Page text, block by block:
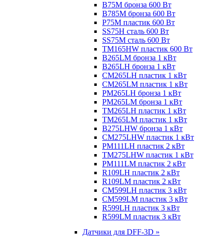
B75M бронза 600 Вт
B785M бронза 600 Вт
P75M пластик 600 Вт
SS75H сталь 600 Вт
SS75M сталь 600 Вт
TM165HW пластик 600 Вт
B265LM бронза 1 кВт
B265LH бронза 1 кВт
CM265LH пластик 1 кВт
CM265LM пластик 1 кВт
PM265LH бронза 1 кВт
PM265LM бронза 1 кВт
TM265LH пластик 1 кВт
TM265LM пластик 1 кВт
B275LHW бронза 1 кВт
CM275LHW пластик 1 кВт
PM111LH пластик 2 кВт
TM275LHW пластик 1 кВт
PM111LM пластик 2 кВт
R109LH пластик 2 кВт
R109LM пластик 2 кВт
CM599LH пластик 3 кВт
CM599LM пластик 3 кВт
R599LH пластик 3 кВт
R599LM пластик 3 кВт
Датчики для DFF-3D »